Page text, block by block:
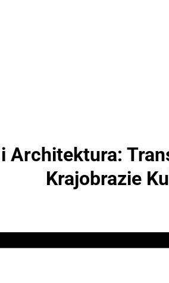
Architektura:
Krajobrazie